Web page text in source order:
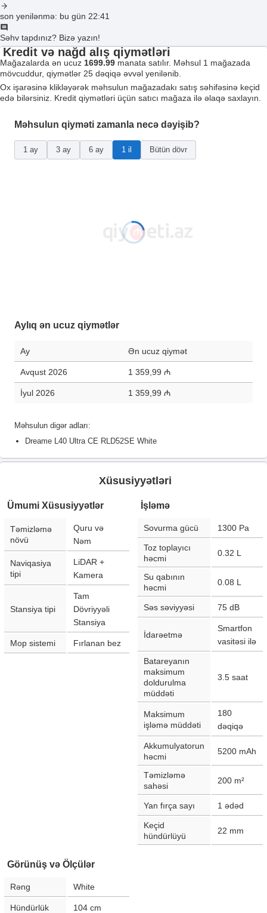
son yenilənmə: bu gün 22:41
Səhv tapdınız? Bizə yazın!
Kredit və nağd alış qiymətləri
Mağazalarda ən ucuz 1699.99 manata satılır. Məhsul 1 mağazada
mövcuddur, qiymətlər 25 dəqiqə əvvəl yenilənib.
Ox işarəsinə klikləyərək məhsulun mağazadakı satış səhifəsinə keçid
edə bilərsiniz. Kredit qiymətləri üçün satıcı mağaza ilə əlaqə saxlayın.
Məhsulun qiyməti zamanla necə dəyişib?
1 ay 3 ay 6 ay 1 il Bütün dövr
Aylıq ən ucuz qiymətlər
Ay Ən ucuz qiymət
Avqust 2026 1 359,99 ₼
İyul 2026 1 359,99 ₼
Məhsulun digər adları:
Dreame L40 Ultra CE RLD52SE White
Xüsusiyyətləri
Ümumi Xüsusiyyətlər
Təmizləmə
növü
Quru və
Nəm
Naviqasiya
tipi
LiDAR +
Kamera
Stansiya tipi
Tam
Dövriyyəli
Stansiya
Mop sistemi Fırlanan bez
İşləmə
Sovurma gücü 1300 Pa
Toz toplayıcı
həcmi
0.32 L
Su qabının
həcmi
0.08 L
Səs səviyyəsi 75 dB
İdarəetmə
Smartfon
vasitəsi ilə
Batareyanın
maksimum
doldurulma
müddəti
3.5 saat
Maksimum
işləmə müddəti
180
dəqiqə
Akkumulyatorun
həcmi
5200 mAh
Təmizləmə
sahəsi
200 m²
Yan fırça sayı 1 ədəd
Keçid
hündürlüyü
22 mm
Görünüş və Ölçülər
Rəng White
Hündürlük 104 cm